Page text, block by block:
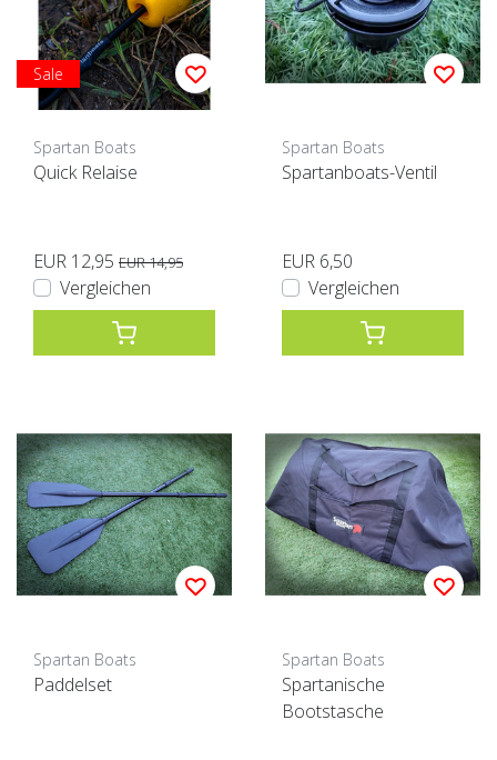
Sale
Spartan Boats
Quick Relaise
EUR 12,95 EUR 14,95
Vergleichen
Spartan Boats
Spartanboats-Ventil
EUR 6,50
Vergleichen
Spartan Boats
Paddelset
Spartan Boats
Spartanische
Bootstasche